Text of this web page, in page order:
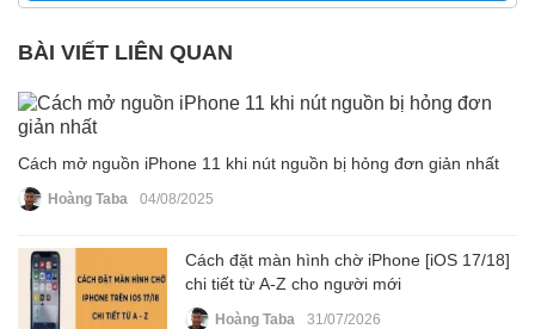
BÀI VIẾT LIÊN QUAN
Cách mở nguồn iPhone 11 khi nút nguồn bị hỏng đơn giản nhất
Hoàng Taba 04/08/2025
Cách đặt màn hình chờ iPhone [iOS 17/18]
chi tiết từ A-Z cho người mới
Hoàng Taba 31/07/2026